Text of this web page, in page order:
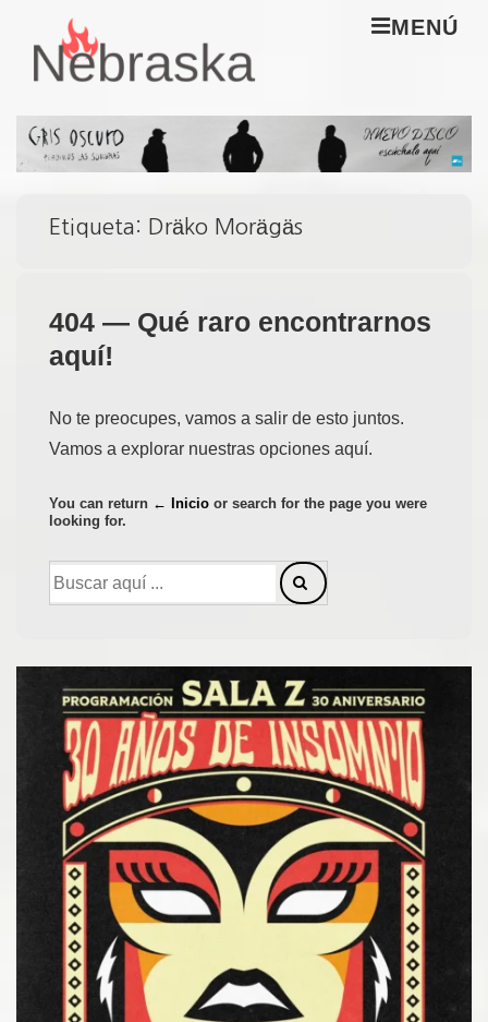
Saltar
principalprincipal
MENÚ
Etiqueta: Dräko Morägäs
404 — Qué raro encontrarnos
aquí!
No te preocupes, vamos a salir de esto juntos.
Vamos a explorar nuestras opciones aquí.
You can return ← Inicio or search for the page you were
looking for.
Buscar
por: